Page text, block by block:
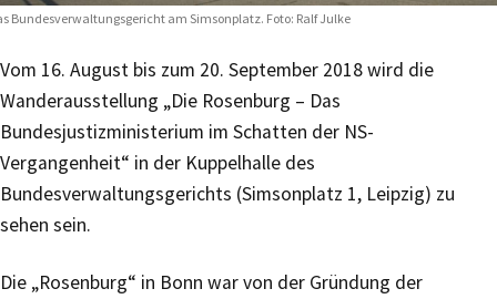
Bundesverwaltungsgericht am Simsonplatz. Foto: Ralf Julke
Vom 16. August bis zum 20. September 2018 wird die
Wanderausstellung „Die Rosenburg – Das
Bundesjustizministerium im Schatten der NS-
Vergangenheit“ in der Kuppelhalle des
Bundesverwaltungsgerichts (Simsonplatz 1, Leipzig) zu
sehen sein.
Die „Rosenburg“ in Bonn war von der Gründung der